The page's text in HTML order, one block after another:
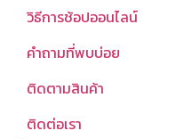
วิธีการช้อปออนไลน์
คำถามที่พบบ่อย
ติดตามสินค้า
ติดต่อเรา